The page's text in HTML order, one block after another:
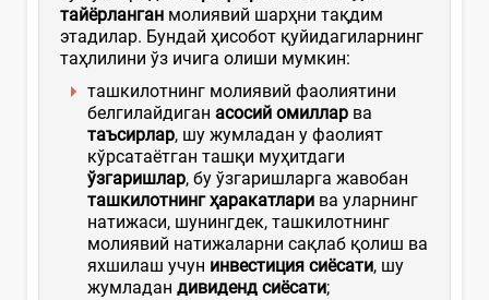
тайёрланган молиявий шарҳни тақдим
этадилар. Бундай ҳисобот қуйидагиларнинг
таҳлилини ўз ичига олиши мумкин:
ташкилотнинг молиявий фаолиятини
белгилайдиган асосий омиллар ва
таъсирлар, шу жумладан у фаолият
кўрсатаётган ташқи муҳитдаги
ўзгаришлар, бу ўзгаришларга жавобан
ташкилотнинг ҳаракатлари ва уларнинг
натижаси, шунингдек, ташкилотнинг
молиявий натижаларни сақлаб қолиш ва
яхшилаш учун инвестиция сиёсати, шу
жумладан дивиденд сиёсати;